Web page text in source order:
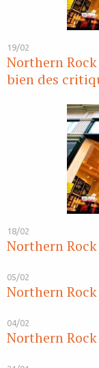
19/02
Northern
bien des
18/02
Northern
05/02
Northern
04/02
Northern